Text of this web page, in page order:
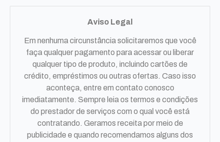
Aviso Legal
Em nenhuma circunstância solicitaremos que você
faça qualquer pagamento para acessar ou liberar
qualquer tipo de produto, incluindo cartões de
crédito, empréstimos ou outras ofertas. Caso isso
aconteça, entre em contato conosco
imediatamente. Sempre leia os termos e condições
do prestador de serviços com o qual você está
contratando. Geramos receita por meio de
publicidade e quando recomendamos alguns dos